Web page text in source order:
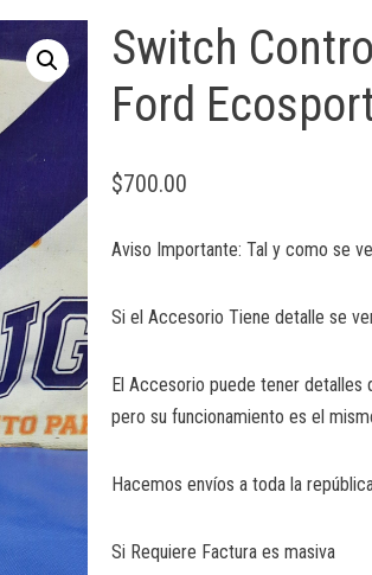
Switch
Ford
$700.00
Aviso Importante: Tal y como se
Si el Accesorio Tiene detalle se
El Accesorio puede tener detalles
pero su funcionamiento es el
Hacemos envíos a toda la
Si Requiere Factura es masiva